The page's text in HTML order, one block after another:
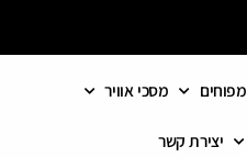
כל פתרונות האוורור והחימום
מפוחים מסכי אוויר
יצירת קשר